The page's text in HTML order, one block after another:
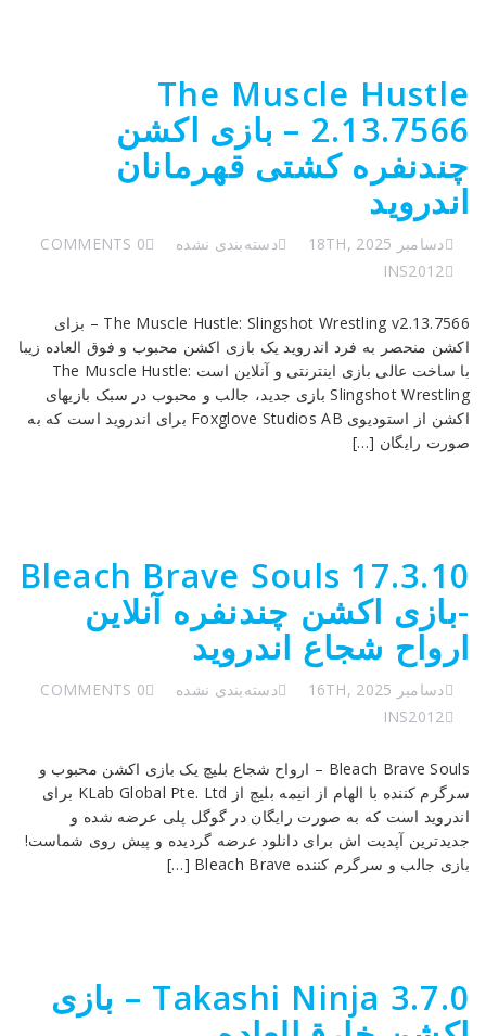
The Muscle Hustle
2.13.7566 – بازی اکشن
چندنفره کشتی قهرمانان
اندروید
دسامبر 18TH, 2025 دسته‌بندی نشده
0 COMMENTS
INS2012
The Muscle Hustle: Slingshot Wrestling v2.13.7566 – بزای
اکشن منحصر به فرد اندروید یک بازی اکشن محبوب و فوق العاده زیبا
با ساخت عالی بازی اینترنتی و آنلاین است The Muscle Hustle:
Slingshot Wrestling بازی جدید، جالب و محبوب در سبک بازیهای
اکشن از استودیوی Foxglove Studios AB برای اندروید است که به
صورت رایگان […]
Bleach Brave Souls 17.3.10
-بازی اکشن چندنفره آنلاین
ارواح‌ شجاع اندروید
دسامبر 16TH, 2025 دسته‌بندی نشده
0 COMMENTS
INS2012
Bleach Brave Souls – ارواح شجاع بلیچ یک بازی اکشن محبوب و
سرگرم کننده با الهام از انیمه بلیچ از KLab Global Pte. Ltd برای
اندروید است که به صورت رایگان در گوگل پلی عرضه شده و
جدیدترین آپدیت اش برای دانلود عرضه گردیده و پیش روی شماست!
بازی جالب و سرگرم کننده Bleach Brave […]
Takashi Ninja 3.7.0 – بازی